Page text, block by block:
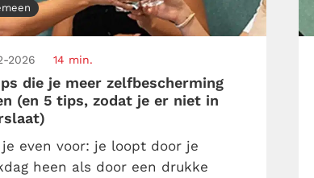
2026 14 min.
die je meer zelfbescherming
(en 5 tips, zodat je er niet in
even voor: je loopt door je
heen als door een drukke